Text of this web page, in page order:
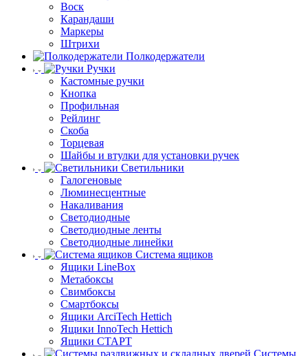
Воск
Карандаши
Маркеры
Штрихи
Полкодержатели
Ручки
Кастомные ручки
Кнопка
Профильная
Рейлинг
Скоба
Торцевая
Шайбы и втулки для установки ручек
Светильники
Галогеновые
Люминесцентные
Накаливания
Светодиодные
Светодиодные ленты
Светодиодные линейки
Система ящиков
Ящики LineBox
Метабоксы
Свимбоксы
Смартбоксы
Ящики ArciTech Hettich
Ящики InnoTech Hettich
Ящики СТАРТ
Системы